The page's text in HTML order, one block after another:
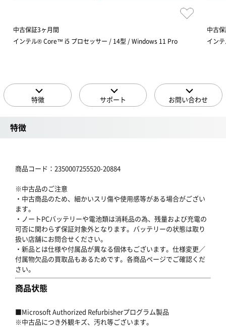
中古保証3ヶ月間
インテル® Core™ i5 プロセッサー / 14型 / Windows 11 Pro
中古
イン
特徴 サポート お問い合わせ
特徴
商品コード：2350007255520-20884
※中古品のご注意
・中古商品のため、細かいスリ傷や使用感等がある場合がござい
ます。
・ノートPCバッテリーや電池類は消耗品の為、残量および充電の
可否に関わらず保証対象外となります。バッテリーの状態は取り
扱い店舗にお問合せください。
・新品とは仕様や付属品が異なる個体もございます。仕様変更／
付属物欠品の買取品もあるためです。各商品ページでご確認くだ
さい。
商品状態
■Microsoft Authorized Refurbisherプログラム製品
※中古品につき外観キズ、汚れ等ございます。